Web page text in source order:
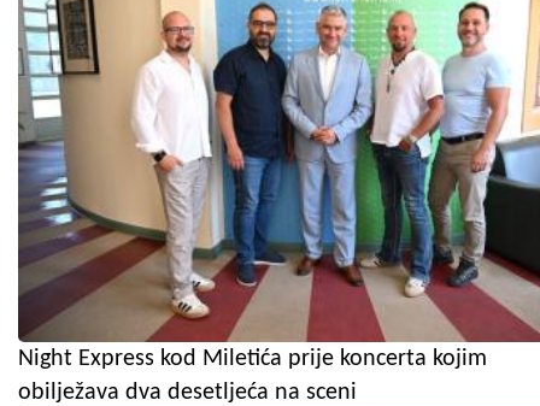
Night Express kod Miletića prije koncerta kojim
obilježava dva desetljeća na sceni